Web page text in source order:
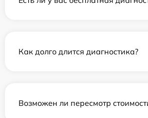
Как долго длится диагностика?
Возможен ли пересмотр